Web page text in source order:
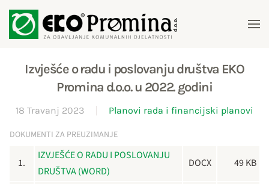
Skip to main content
Izvješće o radu i poslovanju društva EKO
Promina d.o.o. u 2022. godini
18 Travanj 2023 Planovi rada i financijski planovi
DOKUMENTI ZA PREUZIMANJE
1.
IZVJEŠĆE O RADU I POSLOVANJU
DRUŠTVA (WORD)
DOCX 49 KB